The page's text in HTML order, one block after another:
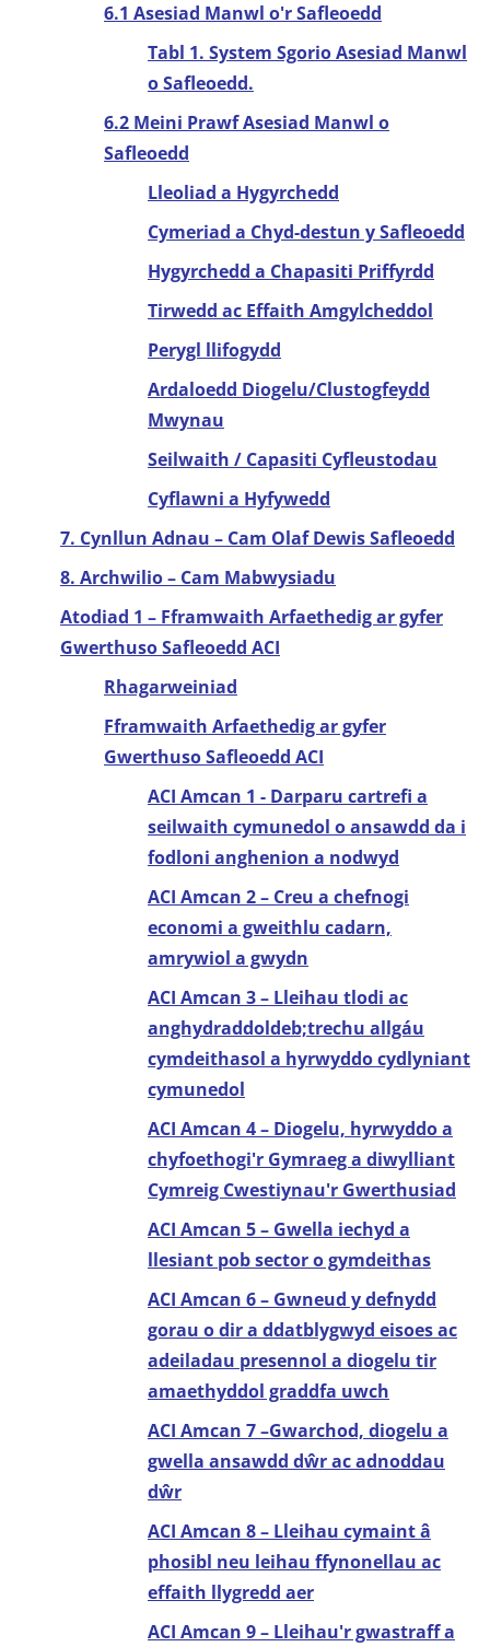
6.1 Asesiad Manwl o'r Safleoedd
Tabl 1. System Sgorio Asesiad Manwl
o Safleoedd.
6.2 Meini Prawf Asesiad Manwl o
Safleoedd
Lleoliad a Hygyrchedd
Cymeriad a Chyd-destun y Safleoedd
Hygyrchedd a Chapasiti Priffyrdd
Tirwedd ac Effaith Amgylcheddol
Perygl llifogydd
Ardaloedd Diogelu/Clustogfeydd
Mwynau
Seilwaith / Capasiti Cyfleustodau
Cyflawni a Hyfywedd
7. Cynllun Adnau – Cam Olaf Dewis Safleoedd
8. Archwilio – Cam Mabwysiadu
Atodiad 1 – Fframwaith Arfaethedig ar gyfer
Gwerthuso Safleoedd ACI
Rhagarweiniad
Fframwaith Arfaethedig ar gyfer
Gwerthuso Safleoedd ACI
ACI Amcan 1 - Darparu cartrefi a
seilwaith cymunedol o ansawdd da i
fodloni anghenion a nodwyd
ACI Amcan 2 – Creu a chefnogi
economi a gweithlu cadarn,
amrywiol a gwydn
ACI Amcan 3 – Lleihau tlodi ac
anghydraddoldeb;trechu allgáu
cymdeithasol a hyrwyddo cydlyniant
cymunedol
ACI Amcan 4 – Diogelu, hyrwyddo a
chyfoethogi'r Gymraeg a diwylliant
Cymreig Cwestiynau'r Gwerthusiad
ACI Amcan 5 – Gwella iechyd a
llesiant pob sector o gymdeithas
ACI Amcan 6 – Gwneud y defnydd
gorau o dir a ddatblygwyd eisoes ac
adeiladau presennol a diogelu tir
amaethyddol graddfa uwch
ACI Amcan 7 –Gwarchod, diogelu a
gwella ansawdd dŵr ac adnoddau
dŵr
ACI Amcan 8 – Lleihau cymaint â
phosibl neu leihau ffynonellau ac
effaith llygredd aer
ACI Amcan 9 – Lleihau'r gwastraff a